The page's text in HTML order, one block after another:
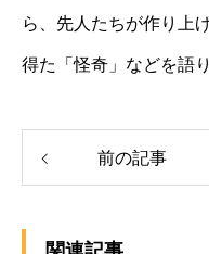
ら、先人たちが作り上
得た「怪奇」などを語
前の記事